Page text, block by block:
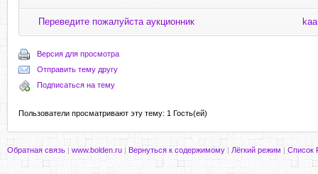
Переведите пожалуйста аукционник kaa
Версия для просмотра
Отправить тему другу
Подписаться на тему
Пользователи просматривают эту тему: 1 Гость(ей)
Обратная связь | www.bolden.ru | Вернуться к содержимому | Лёгкий режим | Список